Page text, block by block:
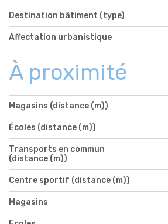
Destination bâtiment (type)
Affectation urbanistique
À proximité
Magasins (distance (m))
Écoles (distance (m))
Transports en commun
(distance (m))
Centre sportif (distance (m))
Magasins